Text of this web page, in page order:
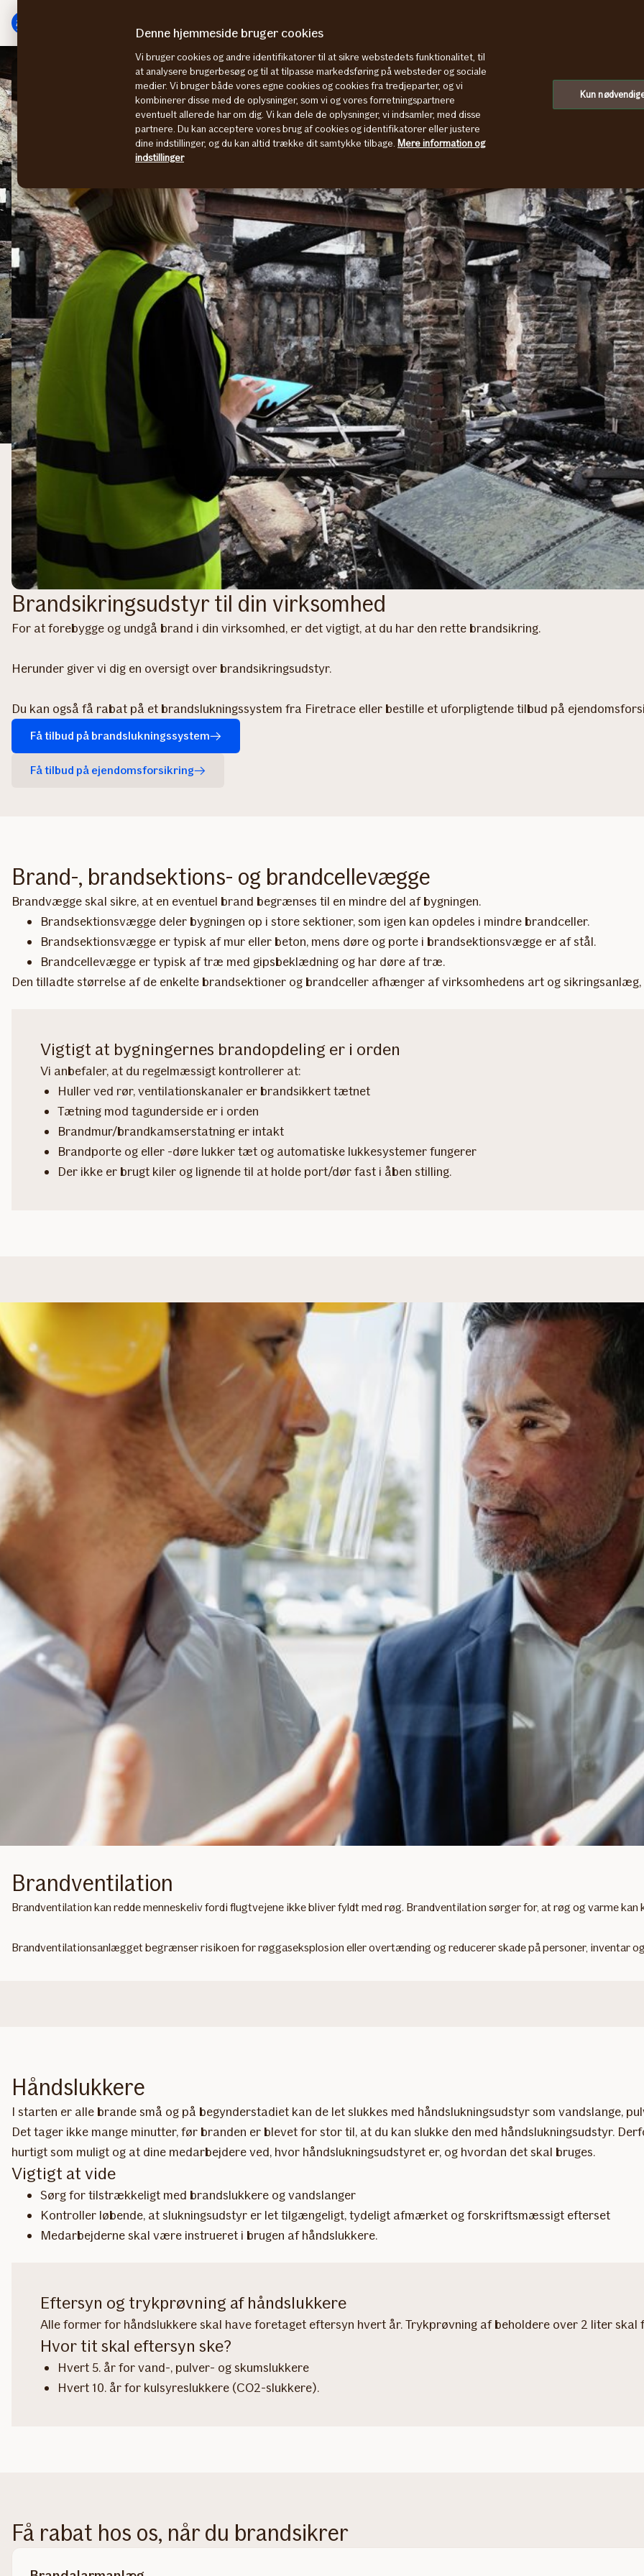
Brandsikringsudstyr til din virksomhed
For at forebygge og undgå brand i din virksomhed, er det vigtigt, at du har den rette brandsikring.
Herunder giver vi dig en oversigt over brandsikringsudstyr.
Du kan også få rabat på et brandslukningssystem fra Firetrace eller bestille et uforpligtende tilbud på
Få tilbud på brandslukningssystem
Få tilbud på ejendomsforsikring
Brand-, brandsektions- og brandcellevægge
Brandvægge skal sikre, at en eventuel brand begrænses til en mindre del af bygningen.
Brandsektionsvægge deler bygningen op i store sektioner, som igen kan opdeles i mindre brandceller.
Brandsektionsvægge er typisk af mur eller beton, mens døre og porte i brandsektionsvægge er af stål.
Brandcellevægge er typisk af træ med gipsbeklædning og har døre af træ.
Den tilladte størrelse af de enkelte brandsektioner og brandceller afhænger af virksomhedens art og
Vigtigt at bygningernes brandopdeling er i orden
Vi anbefaler, at du regelmæssigt kontrollerer at:
Huller ved rør, ventilationskanaler er brandsikkert tætnet
Tætning mod tagunderside er i orden
Brandmur/brandkamserstatning er intakt
Brandporte og eller -døre lukker tæt og automatiske lukkesystemer fungerer
Der ikke er brugt kiler og lignende til at holde port/dør fast i åben stilling.
Brandventilation
Brandventilation kan redde menneskeliv fordi flugtvejene ikke bliver fyldt med røg. Brandventilation sørger for, at røg og varme kan
Brandventilationsanlægget begrænser risikoen for røggaseksplosion eller overtænding og reducerer skade på personer, inventar
Håndslukkere
I starten er alle brande små og på begynderstadiet kan de let slukkes med håndslukningsudstyr som vandslange,
Det tager ikke mange minutter, før branden er blevet for stor til, at du kan slukke den med håndslukningsudstyr.
hurtigt som muligt og at dine medarbejdere ved, hvor håndslukningsudstyret er, og hvordan det skal bruges.
Vigtigt at vide
Sørg for tilstrækkeligt med brandslukkere og vandslanger
Kontroller løbende, at slukningsudstyr er let tilgængeligt, tydeligt afmærket og forskriftsmæssigt efterset
Medarbejderne skal være instrueret i brugen af håndslukkere.
Eftersyn og trykprøvning af håndslukkere
Alle former for håndslukkere skal have foretaget eftersyn hvert år. Trykprøvning af beholdere over 2 liter
Hvor tit skal eftersyn ske?
Hvert 5. år for vand-, pulver- og skumslukkere
Hvert 10. år for kulsyreslukkere (CO2-slukkere).
Få rabat hos os, når du brandsikrer
Denne hjemmeside bruger cookies
Vi bruger cookies og andre identifikatorer til at sikre webstedets funktionalitet, til
at analysere brugerbesøg og til at tilpasse markedsføring på websteder og sociale
medier. Vi bruger både vores egne cookies og cookies fra tredjeparter, og vi
kombinerer disse med de oplysninger, som vi og vores forretningspartnere
eventuelt allerede har om dig. Vi kan dele de oplysninger, vi indsamler, med disse
partnere. Du kan acceptere vores brug af cookies og identifikatorer eller justere
dine indstillinger, og du kan altid trække dit samtykke tilbage. Mere information og
indstillinger
Kun